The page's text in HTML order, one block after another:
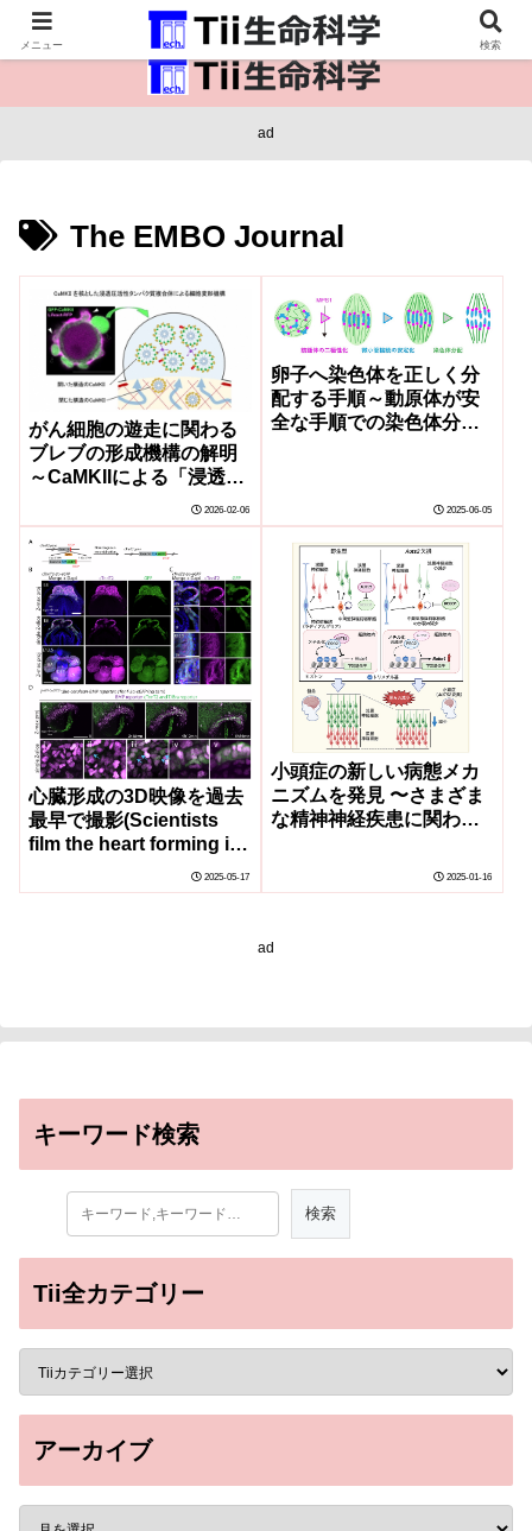
医療保健・生命・生物の情報インフラ。
ad
The EMBO Journal
がん細胞の遊走に関わる
ブレブの形成機構の解明
～CaMKIIによる「浸透圧
(CODE)」の発見～
2026-02-06
卵子へ染色体を正しく分
配する手順～動原体が安
全な手順での染色体分配
2025-06-05
心臓形成の3D映像を過去
最早で撮影(Scientists
film the heart forming in
3D earlier than ever) 2025-05-17
小頭症の新しい病態メカ
ニズムを発見 〜さまざま
な精神神経疾患に関わる
2025-01-16
ad
キーワード検索
Tii全カテゴリー
アーカイブ
メニュー 検索